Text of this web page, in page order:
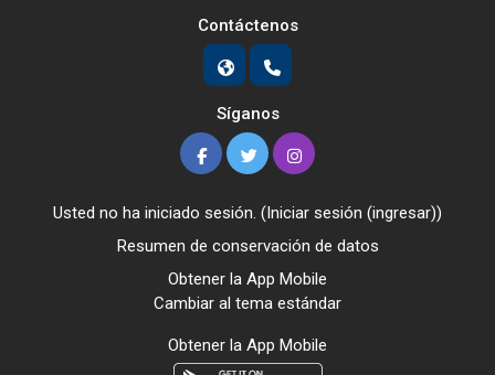
Contáctenos
Síganos
Usted no ha iniciado sesión. (Iniciar sesión (ingresar))
Resumen de conservación de datos
Obtener la App Mobile
Cambiar al tema estándar
Obtener la App Mobile